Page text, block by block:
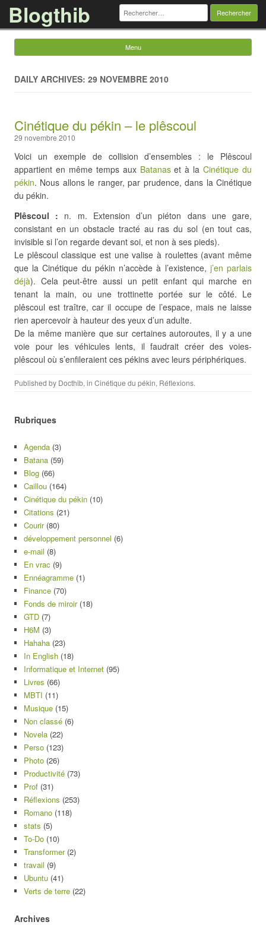
Blogthib Rechercher :
Menu
DAILY ARCHIVES: 29 NOVEMBRE 2010
Cinétique du pékin – le plêscoul
29 novembre 2010
Voici un exemple de collision d’ensembles : le Plêscoul
appartient en même temps aux Batanaset à laCinétique du
pékin. Nous allons le ranger, par prudence, dans la Cinétique
du pékin.
Plêscoul : n. m. Extension d’un piéton dans une gare,
consistant en un obstacle tracté au ras du sol (en tout cas,
invisible si l’on regarde devant soi, et non à ses pieds).
Le plêscoul classique est une valise à roulettes (avant même
que la Cinétique du pékin n’accède à l’existence, j’en parlais
déjà). Cela peut-être aussi un petit enfant qui marche en
tenant la main, ou une trottinette portée sur le côté. Le
plêscoul est traître, car il occupe de l’espace, mais ne laisse
rien apercevoir à hauteur des yeux d’un adulte.
De la même manière que sur certaines autoroutes, il y a une
voie pour les véhicules lents, il faudrait créer des voies-
plêscoul où s’enfileraient ces pékins avec leurs périphériques.
Published by Docthib, in Cinétique du pékin, Réflexions.
Rubriques
Agenda (3)
Batana (59)
Blog (66)
Caillou (164)
Cinétique du pékin (10)
Citations (21)
Courir(80)
développement personnel (6)
e-mail (8)
En vrac (9)
Ennéagramme (1)
Finance (70)
Fonds de miroir(18)
GTD (7)
H6M (3)
Hahaha (23)
In English (18)
Informatique et Internet (95)
Livres (66)
MBTI (11)
Musique (15)
Non classé (6)
Novela (22)
Perso (123)
Photo (26)
Productivité (73)
Prof (31)
Réflexions (253)
Romano (118)
stats (5)
To-Do (10)
Transformer(2)
travail (9)
Ubuntu (41)
Verts de terre (22)
Archives